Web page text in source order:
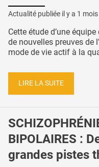
Actualité publiée il y a 1
Cette étude d’une
de nouvelles preuves de
mode de vie actif à la
LIRE LA SUITE
BIPOLAIRES :
grandes pistes